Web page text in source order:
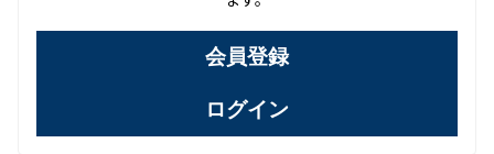
会員登録
ログイン